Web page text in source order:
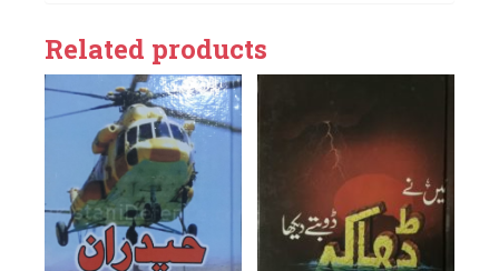
Related products